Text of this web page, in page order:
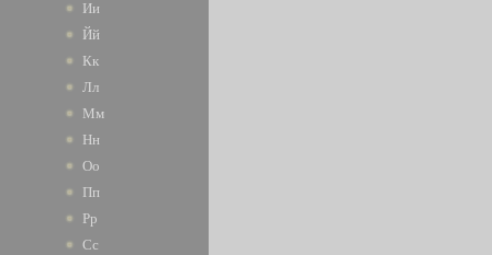
Ии
Йй
Кк
Лл
Мм
Нн
Оо
Пп
Рр
Сс